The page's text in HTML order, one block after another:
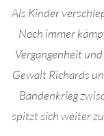
Als Kinder
Noch immer
Vergangenheit
Gewalt Richards
Bandenkrieg
spitzt sich weiter